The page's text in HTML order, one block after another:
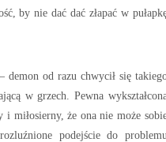
by nie dać dać złapać w
demon od razu chwycił się
w grzech. Pewna
i miłosierny, że ona nie może
podejście do